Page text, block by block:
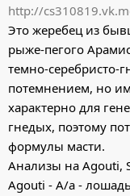
http://
Это жеребец из
рыже-пегого
темно-серебристо-
потемнением, но
характерно для
гнедых, поэтому
формулы масти.
Анализы на Agouti,
Agouti - A/a -